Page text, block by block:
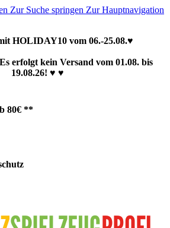
Zur Suche springen Zur Hauptnavigation
HOLIDAY10 vom 06.-25.08.♥
erfolgt kein Versand vom 01.08. bis
19.08.26! ♥ ♥
80€ **